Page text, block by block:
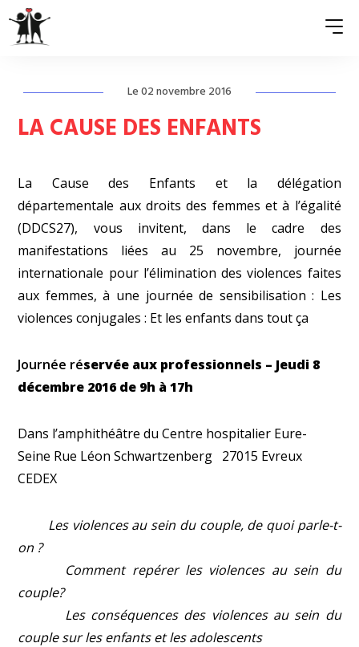
QUI SOMMES-NOUS ?
NOS ACTIONS
S’ENGAGER
ACTUALITÉS
PRESSE
Le 02 novembre 2016
LA CAUSE DES ENFANTS
La Cause des Enfants et la délégation
départementale aux droits des femmes et à l’égalité
(DDCS27), vous invitent, dans le cadre des
manifestations liées au 25 novembre, journée
internationale pour l’élimination des violences faites
aux femmes, à une journée de sensibilisation : Les
violences conjugales : Et les enfants dans tout ça
Journée réservée aux professionnels – Jeudi 8
décembre 2016 de 9h à 17h
Dans l’amphithéâtre du Centre hospitalier Eure-
Seine Rue Léon Schwartzenberg 27015 Evreux
CEDEX
Les violences au sein du couple, de quoi parle-t-
on ?
Comment repérer les violences au sein du
couple?
Les conséquences des violences au sein du
couple sur les enfants et les adolescents